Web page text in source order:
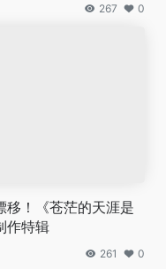
267 0
移！《苍茫的天涯是
作特辑
261 0